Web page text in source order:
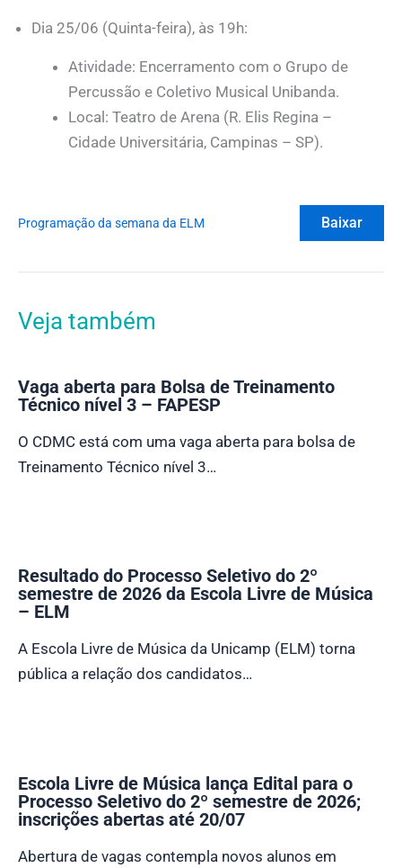
Dia 25/06 (Quinta-feira), às 19h:
Atividade: Encerramento com o Grupo de
Percussão e Coletivo Musical Unibanda.
Local: Teatro de Arena (R. Elis Regina –
Cidade Universitária, Campinas – SP).
Programação da semana da ELM Baixar
Veja também
Vaga aberta para Bolsa de Treinamento
Técnico nível 3 – FAPESP
O CDMC está com uma vaga aberta para bolsa de
Treinamento Técnico nível 3…
Resultado do Processo Seletivo do 2º
semestre de 2026 da Escola Livre de Música
– ELM
A Escola Livre de Música da Unicamp (ELM) torna
pública a relação dos candidatos…
Escola Livre de Música lança Edital para o
Processo Seletivo do 2º semestre de 2026;
inscrições abertas até 20/07
Abertura de vagas contempla novos alunos em